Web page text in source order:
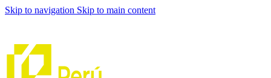
Skip to navigation Skip to main content